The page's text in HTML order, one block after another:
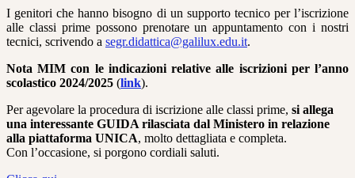
I genitori che hanno bisogno di un supporto tecnico per l’iscrizione
alle classi prime possono prenotare un appuntamento con i nostri
tecnici, scrivendo a segr.didattica@galilux.edu.it.
Nota MIM con le indicazioni relative alle iscrizioni per l’anno
scolastico 2024/2025 (link).
Per agevolare la procedura di iscrizione alle classi prime, si allega
una interessante GUIDA rilasciata dal Ministero in relazione
alla piattaforma UNICA, molto dettagliata e completa.
Con l’occasione, si porgono cordiali saluti.